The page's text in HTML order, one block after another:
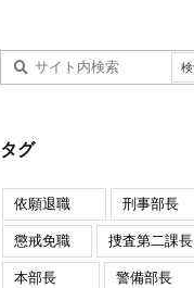
タグ
依願退職
刑事部長
懲戒免職
捜査第二課長
本部長
警備部長